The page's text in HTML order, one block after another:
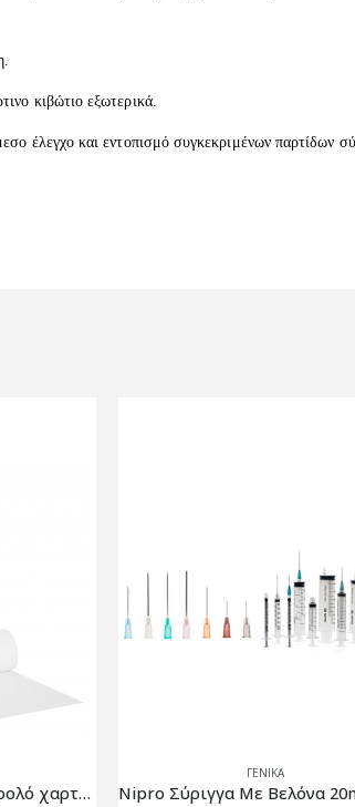
κιβώτιο εξωτερικά.
έλεγχο και εντοπισμό συγκεκριμένων παρτίδων
Nipro Σύριγγα Mε Βελόνα 20ml 21G ΣΥΣΚΕΥΑΣΙΑ 50ΤΜΧ
ΓΕΝΙΚΆ